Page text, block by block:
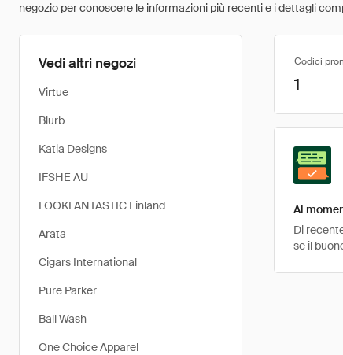
negozio per conoscere le informazioni più recenti e i dettagli
Vedi altri negozi
Virtue
Blurb
Katia Designs
IFSHE AU
LOOKFANTASTIC Finland
Arata
Cigars International
Pure Parker
Ball Wash
One Choice Apparel
Codici
1
Al
Di
se il